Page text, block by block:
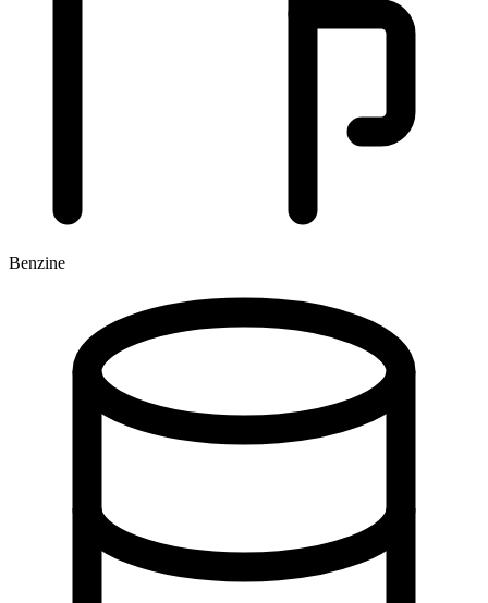
Benzine